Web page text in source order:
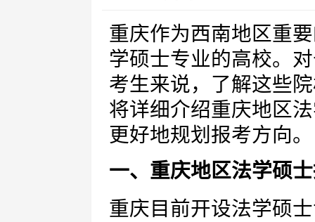
重庆作为西南地区重
学硕士专业的高校。
考生来说，了解这些
将详细介绍重庆地区
更好地规划报考方向。
一、重庆地区法学硕
重庆目前开设法学硕